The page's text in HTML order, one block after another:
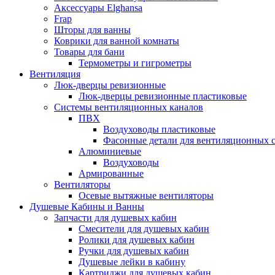
Аксессуары Elghansa
Frap
Шторы для ванны
Коврики для ванной комнаты
Товары для бани
Термометры и гигрометры
Вентиляция
Люк-дверцы ревизионные
Люк-дверцы ревизионные пластиковые
Системы вентиляционных каналов
ПВХ
Воздуховоды пластиковые
Фасонные детали для вентиляционных
Алюминиевые
Воздуховоды
Армированные
Вентиляторы
Осевые вытяжные вентиляторы
Душевые Кабины и Ванны
Запчасти для душевых кабин
Смесители для душевых кабин
Ролики для душевых кабин
Ручки для душевых кабин
Душевые лейки в кабину
Картриджи для душевых кабин